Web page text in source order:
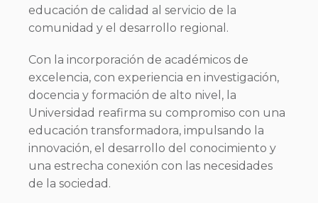
educación de calidad al servicio de la
comunidad y el desarrollo regional.
Con la incorporación de académicos de
excelencia, con experiencia en investigación,
docencia y formación de alto nivel, la
Universidad reafirma su compromiso con una
educación transformadora, impulsando la
innovación, el desarrollo del conocimiento y
una estrecha conexión con las necesidades
de la sociedad.